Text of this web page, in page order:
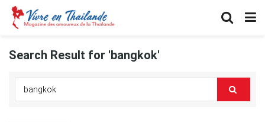
Search Result for 'bangkok'